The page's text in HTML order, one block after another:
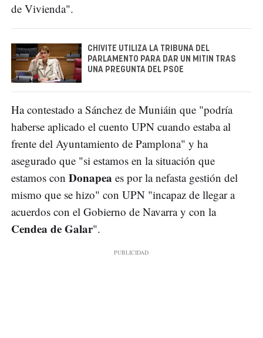
de Vivienda".
CHIVITE UTILIZA LA TRIBUNA DEL
PARLAMENTO PARA DAR UN MITIN TRAS
UNA PREGUNTA DEL PSOE
Ha contestado a Sánchez de Muniáin que "podría
haberse aplicado el cuento UPN cuando estaba al
frente del Ayuntamiento de Pamplona" y ha
asegurado que "si estamos en la situación que
estamos con Donapea es por la nefasta gestión del
mismo que se hizo" con UPN "incapaz de llegar a
acuerdos con el Gobierno de Navarra y con la
Cendea de Galar".